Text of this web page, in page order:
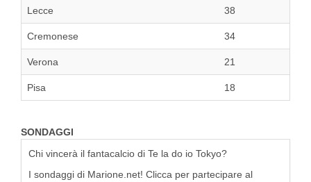
Lecce 38
Cremonese 34
Verona 21
Pisa 18
SONDAGGI
Chi vincerà il fantacalcio di Te la do io Tokyo?
I sondaggi di Marione.net! Clicca per partecipare al